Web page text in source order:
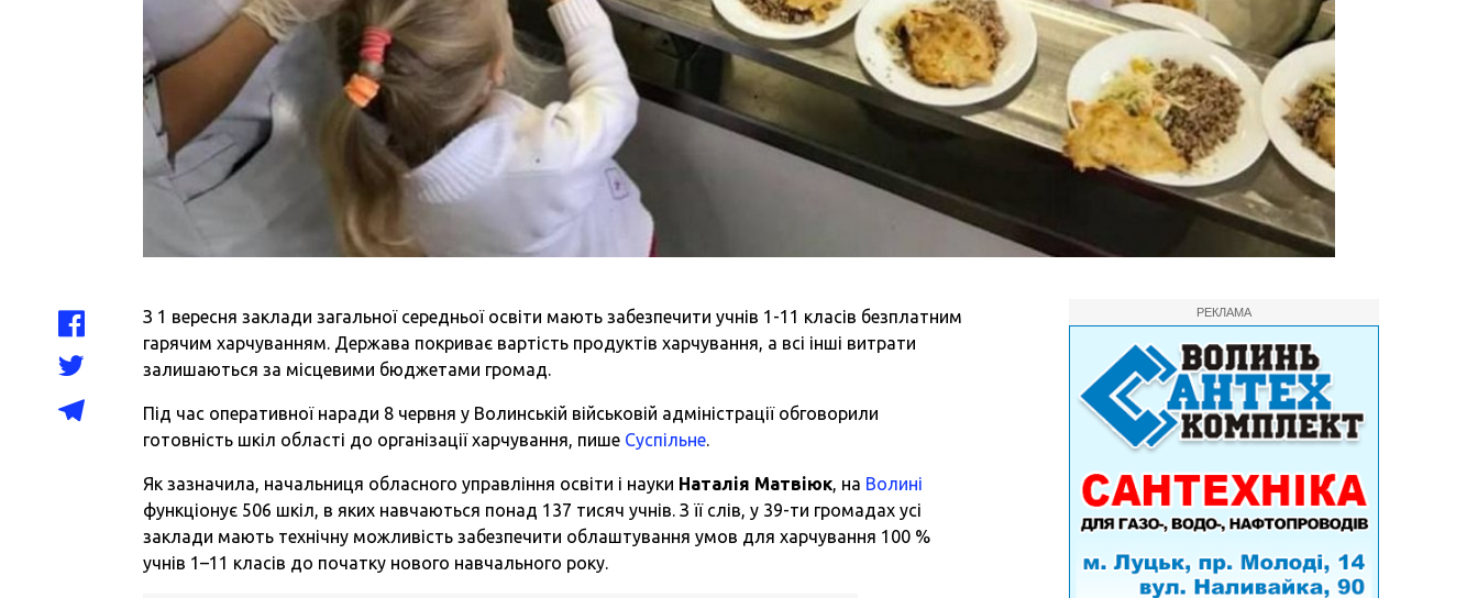
З 1 вересня заклади загальної середньої освіти мають забезпечити учнів 1-11 класів безплатним
гарячим харчуванням. Держава покриває вартість продуктів харчування, а всі інші витрати
залишаються за місцевими бюджетами громад.
Під час оперативної наради 8 червня у Волинській військовій адміністрації обговорили
готовність шкіл області до організації харчування, пише Суспільне.
Як зазначила, начальниця обласного управління освіти і науки Наталія Матвіюк, на Волині
функціонує 506 шкіл, в яких навчаються понад 137 тисяч учнів. З її слів, у 39-ти громадах усі
заклади мають технічну можливість забезпечити облаштування умов для харчування 100 %
учнів 1–11 класів до початку нового навчального року.
РЕКЛАМА